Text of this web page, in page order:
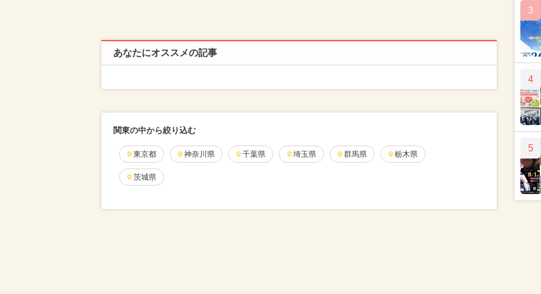
あなたにオススメの記事
関東の中から絞り込む
東京都 神奈川県 千葉県 埼玉県 群馬県 栃木県
茨城県
3
4
5